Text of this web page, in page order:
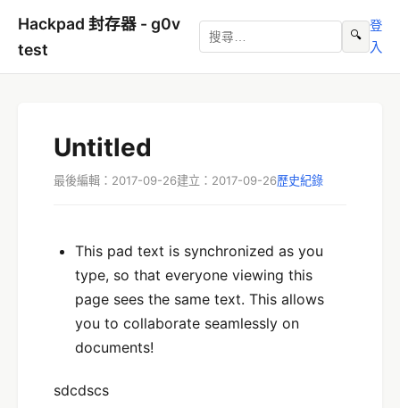
Hackpad 封存器 - g0v
test
🔍
登
入
Untitled
最後編輯：2017-09-26建立：2017-09-26歷史紀錄
This pad text is synchronized as you
type, so that everyone viewing this
page sees the same text. This allows
you to collaborate seamlessly on
documents!
sdcdscs